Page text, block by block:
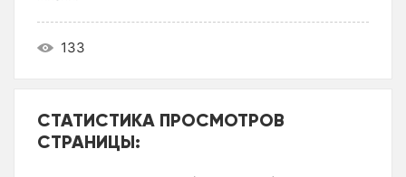
133
СТАТИСТИКА ПРОСМОТРОВ
СТРАНИЦЫ: